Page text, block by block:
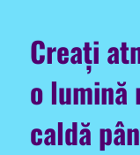
Creați
o lumină
caldă